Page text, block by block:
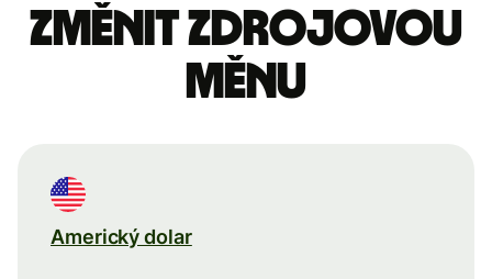
Změnit zdrojovou
měnu
Americký dolar